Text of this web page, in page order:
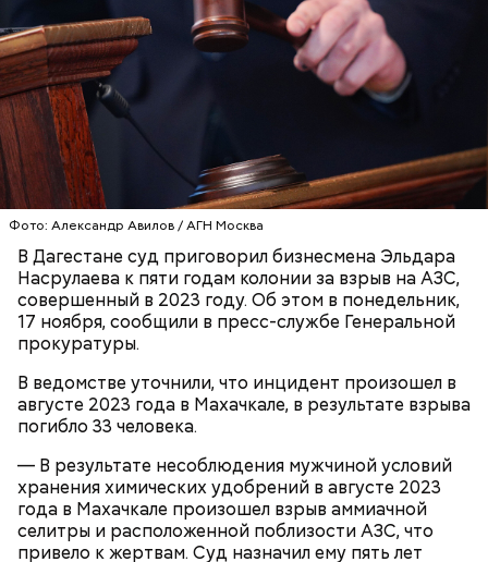
Фото: Александр Авилов / АГН Москва
В Дагестане суд приговорил бизнесмена Эльдара
Насрулаева к пяти годам колонии за взрыв на АЗС,
совершенный в 2023 году. Об этом в понедельник,
17 ноября, сообщили в пресс-службе Генеральной
прокуратуры.
В ведомстве уточнили, что инцидент произошел в
августе 2023 года в Махачкале, в результате взрыва
погибло 33 человека.
— В результате несоблюдения мужчиной условий
хранения химических удобрений в августе 2023
года в Махачкале произошел взрыв аммиачной
селитры и расположенной поблизости АЗС, что
привело к жертвам. Суд назначил ему пять лет
Родственники обналичивали деньги и возвращали
их Гасанову. А чтобы пользоваться деньгами и не
вызвать подозрений у налоговой, Гасанов либо
Блогеру грозило до семи лет лишения свободы.
— Мы съездили за витаминами, вернулись обратно,
поднялись домой. У него ухудшилось самочувствие
через сутки... Его увезли в больницу,
реанимировали, и там он скончался, — рассказывал
Миссюра на допросе.
Play
Video
Видео: пресс-служба ГСУ СК по Московской области